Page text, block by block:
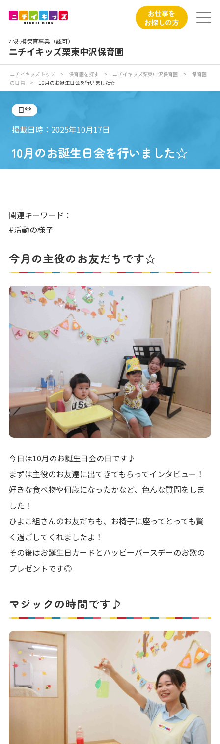
小規模保育事業（認可）
ニチイキッズ栗東中沢保育園
お仕事を
お探しの方
ニチイが大切にしていること
お食事
入園の概要
写真販売サービス
各種書類
よくあるご質問
保育園に関するお問い合わせ
サイトのご利用について
サイトマップ ニチイ学館オフィシャルサイト
ニチイキッズトップ > 保育園を探す > ニチイキッズ栗東中沢保育園 >
保育園
の日常
> 10月のお誕生日会を行いました☆
日常
掲載日時：2025年10月17日
10月のお誕生日会を行いました☆
関連キーワード：
#活動の様子
今月の主役のお友だちです☆
今日は10月のお誕生日会の日です♪
まずは主役のお友達に出てきてもらってインタビュー！
好きな食べ物や何歳になったかなど、色んな質問をしま
した！
ひよこ組さんのお友だちも、お椅子に座ってとっても賢
く過ごしてくれましたよ！
その後はお誕生日カードとハッピーバースデーのお歌の
プレゼントです◎
マジックの時間です♪